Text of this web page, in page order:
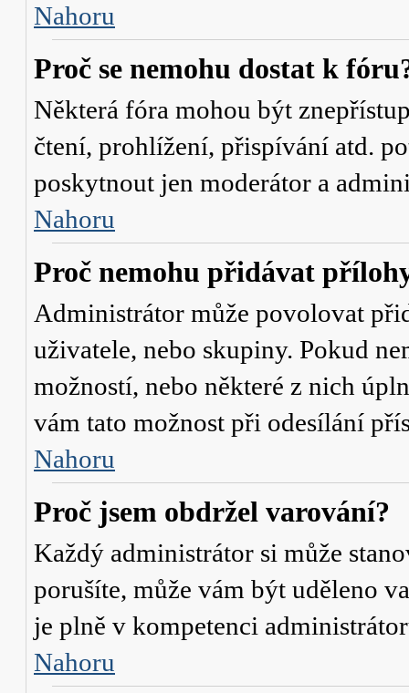
Nahoru
Proč se nemohu dostat k
Některá fóra mohou být
čtení, prohlížení, přispívání atd.
poskytnout jen moderátor a
Nahoru
Proč nemohu přidávat
Administrátor může povolovat
uživatele, nebo skupiny. Pokud
možností, nebo některé z nich
vám tato možnost při odesílání
Nahoru
Proč jsem obdržel varování?
Každý administrátor si může
porušíte, může vám být uděleno
je plně v kompetenci
Nahoru